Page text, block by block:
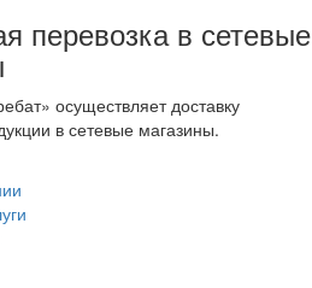
перевозка в сетевые
осуществляет доставку
в сетевые магазины.